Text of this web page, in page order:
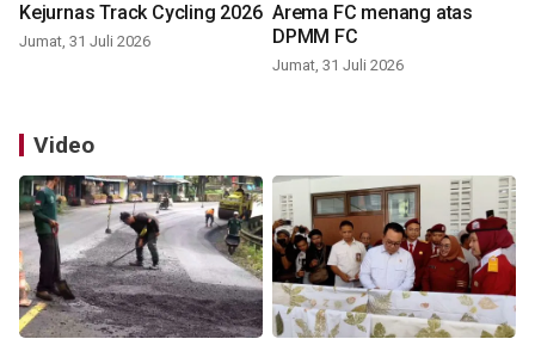
Kejurnas Track Cycling 2026
Jumat, 31 Juli 2026
Arema FC menang atas
DPMM FC
Jumat, 31 Juli 2026
Video